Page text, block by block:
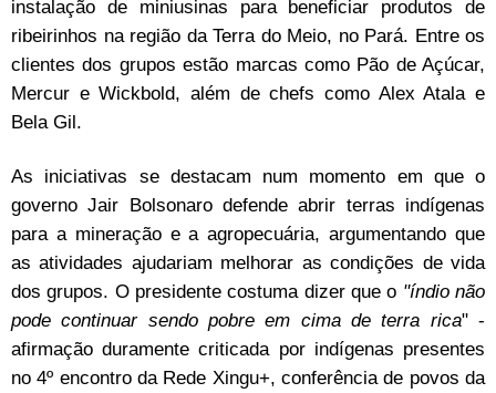
instalação de miniusinas para beneficiar produtos de
ribeirinhos na região da Terra do Meio, no Pará. Entre os
clientes dos grupos estão marcas como Pão de Açúcar,
Mercur e Wickbold, além de chefs como Alex Atala e
Bela Gil.
As iniciativas se destacam num momento em que o
governo Jair Bolsonaro defende abrir terras indígenas
para a mineração e a agropecuária, argumentando que
as atividades ajudariam melhorar as condições de vida
dos grupos. O presidente costuma dizer que o "índio não
pode continuar sendo pobre em cima de terra rica" -
afirmação duramente criticada por indígenas presentes
no 4º encontro da Rede Xingu+, conferência de povos da